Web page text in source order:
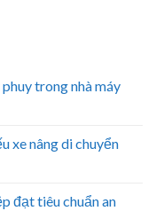
trong nhà máy
xe nâng di chuyển
đạt tiêu chuẩn an